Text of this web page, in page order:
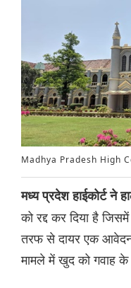
Madhya Pradesh High
मध्य प्रदेश हाईकोर्ट ने
को रद्द कर दिया है
तरफ से दायर एक आवेदन
मामले में खुद को गवाह